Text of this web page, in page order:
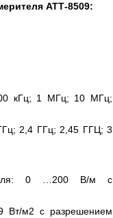
АТТ-8509:
кГц; 1 МГц; 10 МГц;
2,4 ГГц; 2,45 ГГЦ; 3
поля: 0 …200 В/м с
Вт/м2 с разрешением